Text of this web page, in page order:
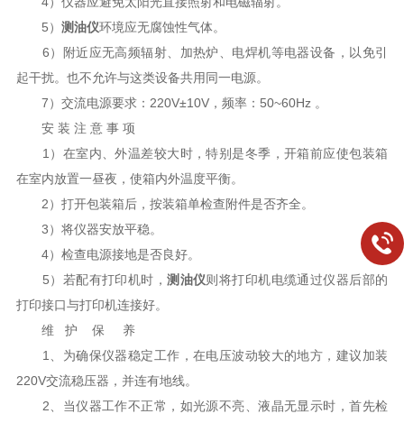
5） 测油仪环境应无腐蚀性气体。
6）附近应无高频辐射、加热炉、电焊机等电器设备，以免引
起干扰。也不允许与这类设备共用同一电源。
7）交流电源要求：220V±10V，频率：50~60Hz 。
安 装 注 意 事 项
1）在室内、外温差较大时，特别是冬季，开箱前应使包装箱
在室内放置一昼夜，使箱内外温度平衡。
2）打开包装箱后，按装箱单检查附件是否齐全。
3）将仪器安放平稳。
4）检查电源接地是否良好。
5）若配有打印机时，测油仪则将打印机电缆通过仪器后部的
打印接口与打印机连接好。
维 护 保 养
1、为确保仪器稳定工作，在电压波动较大的地方，建议加装
220V交流稳压器，并连有地线。
2、当仪器工作不正常，如光源不亮、液晶无显示时，首先检